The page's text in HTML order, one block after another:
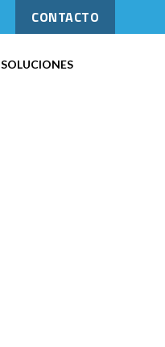
CONTACTO
SOLUCIONES